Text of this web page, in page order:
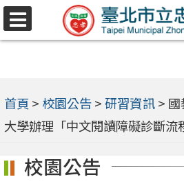
跳
至
內
容
選
首頁 > 校園公告>研習資訊>
大學辦理「中文閱讀障礙診斷流
校園公告